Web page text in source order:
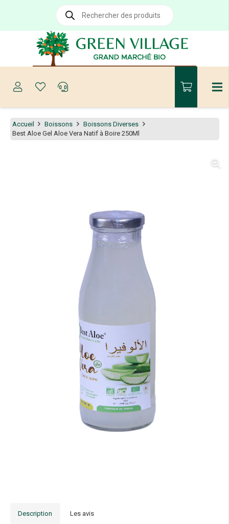
Recherche
produits
Accueil Boissons
Boissons Diverses
Best Aloe Gel Aloe Vera Natif à Boire 250Ml
Description Les avis